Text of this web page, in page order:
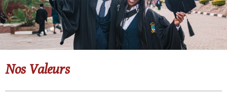
Nos Valeurs